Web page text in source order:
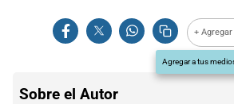
+
Agregar a tus
Sobre el Autor